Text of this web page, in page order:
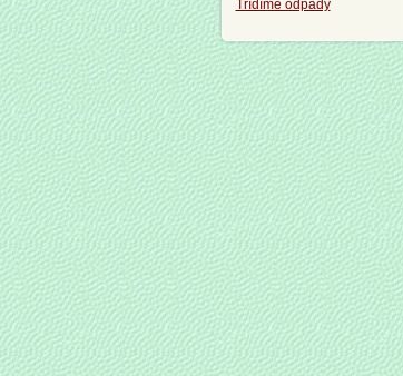
Třídíme odpady